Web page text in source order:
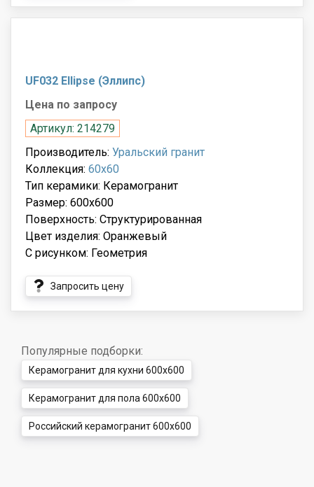
UF032 Ellipse (Эллипс)
Цена по запросу
Артикул: 214279
Производитель: Уральский гранит
Коллекция: 60x60
Тип керамики: Керамогранит
Размер: 600x600
Поверхность: Структурированная
Цвет изделия: Оранжевый
С рисунком: Геометрия
Запросить цену
Популярные подборки:
Керамогранит для кухни 600x600
Керамогранит для пола 600x600
Российский керамогранит 600x600